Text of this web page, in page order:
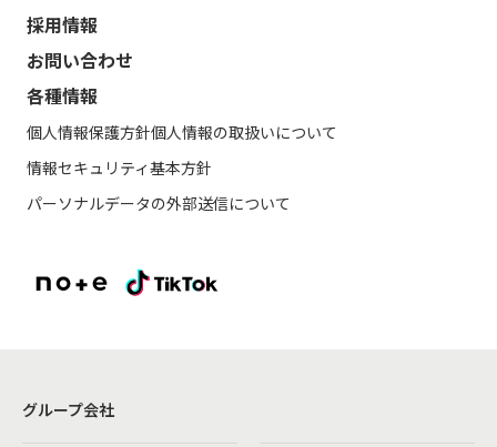
採用情報
お問い合わせ
各種情報
個人情報保護方針個人情報の取扱いについて
情報セキュリティ基本方針
パーソナルデータの外部送信について
グループ会社